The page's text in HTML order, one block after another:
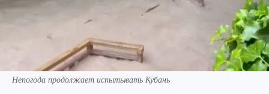
Непогода продолжает испытывать Кубань